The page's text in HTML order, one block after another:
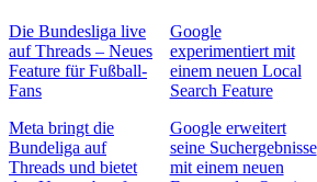
Die Bundesliga live
auf Threads – Neues
Feature für Fußball-
Fans
Meta bringt die
Bundeliga auf
Threads und bietet
Google
experimentiert mit
einem neuen Local
Search Feature
Google erweitert
seine Suchergebnisse
mit einem neuen